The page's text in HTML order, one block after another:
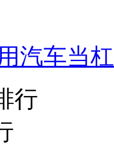
汽车当
行